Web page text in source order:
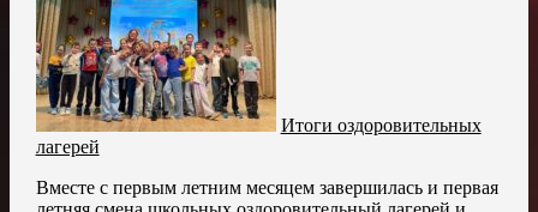
Итоги оздоровительных
лагерей
Вместе с первым летним месяцем завершилась и первая